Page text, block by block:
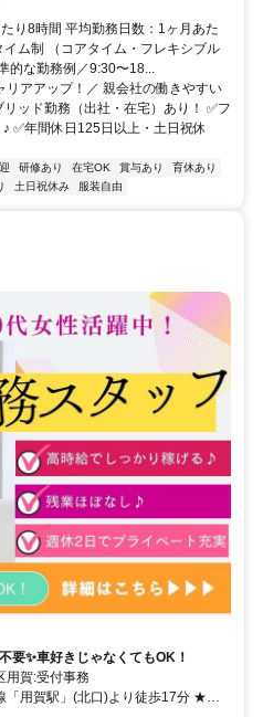
り8時間 平均勤務日数：1ヶ月あた
ム制 （コアタイム・フレキシブル
的な勤務例／9:30〜18...
アアップ！／ 親会社の働きやすい
ッド勤務（出社・在宅）あり！ ✅フ
✅年間休日125日以上・土日祝休
研修あり 在宅OK 賞与あり
育休あり
土日祝休み 服装自由
要✨車好きじゃなくてもOK！
用賀:受付事務
「用賀駅」(北口)より徒歩17分 ★交